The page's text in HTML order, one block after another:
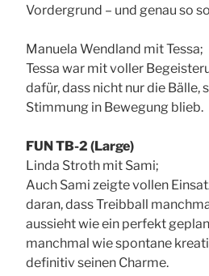
Vordergrund – und genau so
Manuela Wendland mit Tessa;
Tessa war mit voller
dafür, dass nicht nur die Bälle,
Stimmung in Bewegung blieb.
FUN TB-2 (Large)
Linda Stroth mit Sami;
Auch Sami zeigte vollen
daran, dass Treibball
aussieht wie ein perfekt
manchmal wie spontane
definitiv seinen Charme.